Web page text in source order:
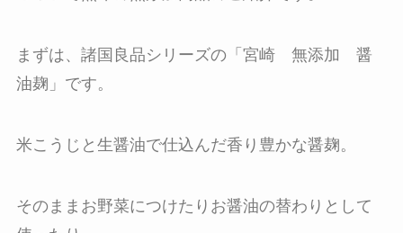
まずは、諸国良品シリーズの「宮崎 無添加 醤
油麹」です。
米こうじと生醤油で仕込んだ香り豊かな醤麹。
そのままお野菜につけたりお醤油の替わりとして